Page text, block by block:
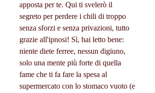
apposta per te. Qui ti svelerò il
segreto per perdere i chili di troppo
senza sforzi e senza privazioni, tutto
grazie all'ipnosi! Sì, hai letto bene:
niente diete ferree, nessun digiuno,
solo una mente più forte di quella
fame che ti fa fare la spesa al
supermercato con lo stomaco vuoto (e